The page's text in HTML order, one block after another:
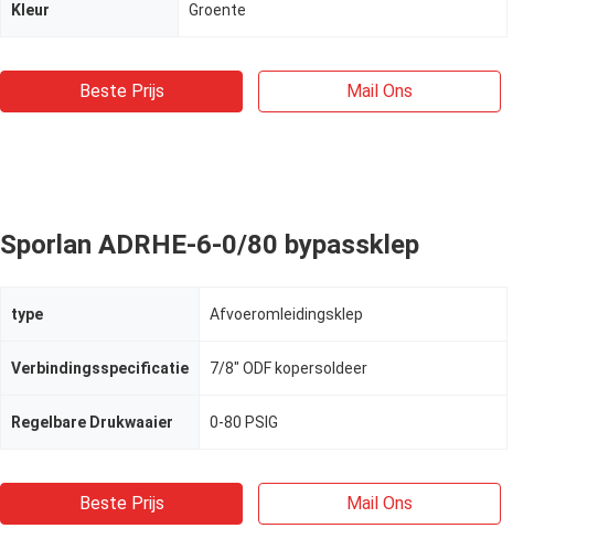
Kleur Groente
Beste Prijs Mail Ons
Sporlan ADRHE-6-0/80 bypassklep
type Afvoeromleidingsklep
Verbindingsspecificatie 7/8" ODF kopersoldeer
Regelbare Drukwaaier 0-80 PSIG
Beste Prijs Mail Ons